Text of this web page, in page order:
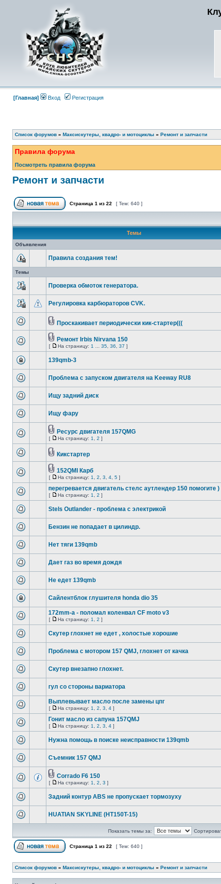
[Главная] Вход Регистрация
Список форумов » Максискутеры, квадро- и мотоциклы » Ремонт и запчасти
Правила форума
Посмотреть правила форума
Ремонт и запчасти
Страница 1 из 22 [ Тем: 640 ]
Темы
Объявления
Правила создания тем!
Темы
Проверка обмоток генератора.
Регулировка карбюраторов CVK.
Проскакивает периодически кик-стартер(((
Ремонт Irbis Nirvana 150
[ На страницу: 1 35 36 37 ]
139qmb-3
Проблема с запуском двигателя на Keeway RU8
Ищу задний диск
Ищу фару
Ресурс двигателя 157QMG
[ На страницу: 1 2 ]
Кикстартер
152QMI Карб
[ На страницу: 1 2 3 4 5 ]
перегревается двигатель стелс аутлендер 150 помогите )
[ На страницу: 1 2 ]
Stels Outlander - проблема с электрикой
Бензин не попадает в цилиндр.
Нет тяги 139qmb
Дает газ во время дождя
Не едет 139qmb
Сайлентблок глушителя honda dio 35
172mm-a - поломал коленвал CF moto v3
[ На страницу: 1 2 ]
Скутер глохнет не едет , холостые хорошие
Проблема с мотором 157 QMJ, глохнет от качка
Скутер внезапно глохнет.
гул со стороны вариатора
Выплевывает масло после замены цпг
[ На страницу: 1 2 3 4 ]
Гонит масло из сапуна 157QMJ
[ На страницу: 1 2 3 4 ]
Нужна помощь в поиске неисправности 139qmb
Съемник 157 QMJ
Corrado F6 150
[ На страницу: 1 2 3 ]
Задний контур ABS не пропускает тормозуху
HUATIAN SKYLINE (HT150T-15)
Показать темы за:
Страница 1 из 22 [ Тем: 640 ]
Список форумов » Максискутеры, квадро- и мотоциклы » Ремонт и запчасти